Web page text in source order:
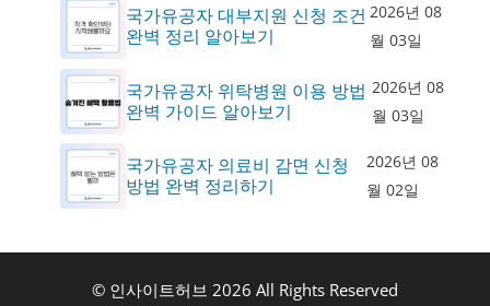
국가유공자 대부지원 신청 조건
완벽 정리 알아보기
2026년 08
월 03일
국가유공자 위탁병원 이용 방법
완벽 가이드 알아보기
2026년 08
월 03일
국가유공자 의료비 감면 신청
방법 완벽 정리하기
2026년 08
월 02일
© 인사이트허브 2026 All Rights Reserved